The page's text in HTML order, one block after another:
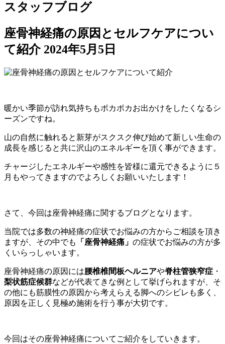
スタッフブログ
座骨神経痛の原因とセルフケアについ
て紹介 2024年5月5日
暖かい季節が訪れ気持ちもポカポカお出かけをしたくなるシ
ーズンですね。
山の自然に触れると新芽がスクスク伸び始めて新しい生命の
成長を感じると共に沢山のエネルギーを頂く事ができます。
チャージしたエネルギーや感性を皆様に還元できるように５
月もやってきますのでよろしくお願いいたします！
さて、今回は座骨神経痛に関するブログとなります。
当院では多数の神経痛の症状でお悩みの方からご相談を頂き
ますが、その中でも
「座骨神経痛」 の症状でお悩みの方が多
くいらっしゃいます。
座骨神経痛の原因には腰椎椎間板ヘルニアや脊柱管狭窄症 ・
梨状筋症候群などが代表てきな例として挙げられますが、そ
の他にも筋膜性の原因から考えらえる脚へのシビレも多く、
原因を正しく見極め施術を行う事が大切です。
今回はその座骨神経痛についてご紹介をしていきます。